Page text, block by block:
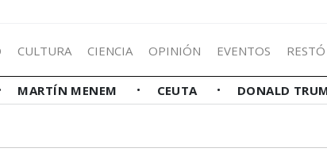
CULTURA CIENCIA OPINIÓN EVENTOS RESTÓ
MARTÍN MENEM CEUTA DONALD